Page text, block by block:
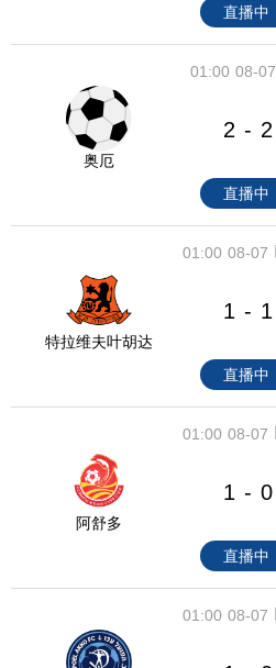
直播中
08-07
01:00
奥厄
2 - 2
直播中
08-07
01:00
特拉维夫叶胡达
1 - 1
直播中
08-07
01:00
阿舒多
1 - 0
直播中
08-07
01:00